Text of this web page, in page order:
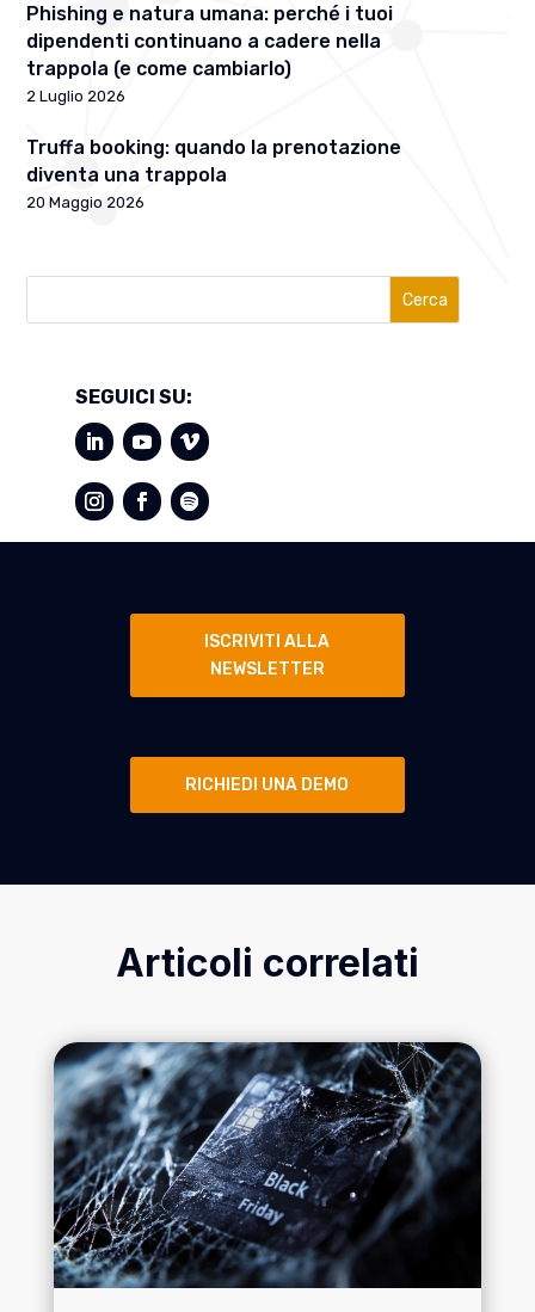
Phishing e natura umana: perché i tuoi
dipendenti continuano a cadere nella
trappola (e come cambiarlo)
2 Luglio 2026
Truffa booking: quando la prenotazione
diventa una trappola
20 Maggio 2026
Cerca
SEGUICI SU:
ISCRIVITI ALLA
NEWSLETTER
RICHIEDI UNA DEMO
Articoli correlati